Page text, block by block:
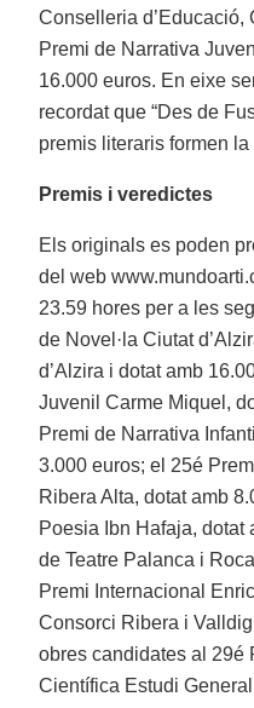
Conselleria d’Educació,
Premi de Narrativa
16.000 euros. En eixe
recordat que “Des de
premis literaris formen
Premis i veredictes
Els originals es poden
del web
23.59 hores per a les
de Novel·la Ciutat
d’Alzira i dotat amb
Juvenil Carme Miquel,
Premi de Narrativa
3.000 euros; el 25é
Ribera Alta, dotat amb
Poesia Ibn Hafaja, dotat
de Teatre Palanca i
Premi Internacional
Consorci Ribera i
obres candidates al 29é
Científica Estudi